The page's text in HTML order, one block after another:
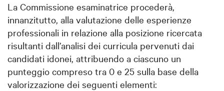
La Commissione esaminatrice procederà,
innanzitutto, alla valutazione delle esperienze
professionali in relazione alla posizione ricercata
risultanti dall’analisi dei curricula pervenuti dai
candidati idonei, attribuendo a ciascuno un
punteggio compreso tra 0 e 25 sulla base della
valorizzazione dei seguenti elementi: